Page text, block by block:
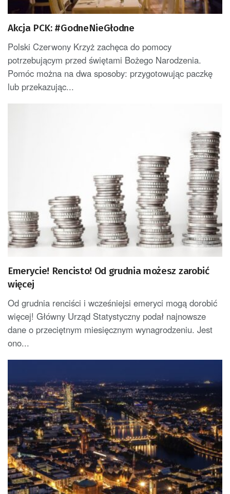
Akcja PCK: #GodneNieGłodne
Polski Czerwony Krzyż zachęca do pomocy
potrzebującym przed świętami Bożego Narodzenia.
Pomóc można na dwa sposoby: przygotowując paczkę
lub przekazując...
Emerycie! Rencisto! Od grudnia możesz zarobić
więcej
Od grudnia renciści i wcześniejsi emeryci mogą dorobić
więcej! Główny Urząd Statystyczny podał najnowsze
dane o przeciętnym miesięcznym wynagrodzeniu. Jest
ono...